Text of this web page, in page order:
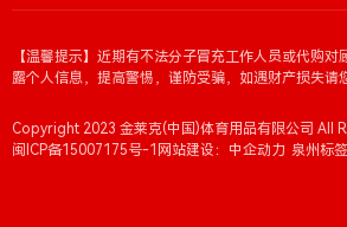
【温馨提示】近期有不法分子冒充工作人员或代购
露个人信息，提高警惕，谨防受骗，如遇财产损失请
Copyright 2023 金莱克(中国)体育用品有限公司 All
闽ICP备15007175号-1 网站建设：中企动力 泉州标